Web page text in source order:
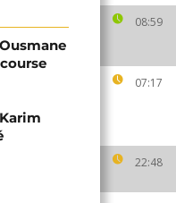
08:59
07:17
22:48